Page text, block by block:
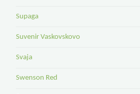
Supaga
Suvenir Vaskovskovo
Svaja
Swenson Red